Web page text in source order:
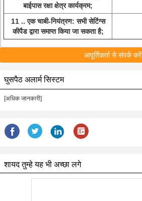
बाईपास रक्षा क्षेत्र कार्यक्रम;
11 .. एक चाबी-नियंत्रण: सभी सेटिंग्स
कीपैड द्वारा समाप्त किया जा सकता है;
आपूर्तिकर्ता से संपर्क करें
घुसपैठ अलार्म सिस्टम
[अधिक जानकारी]
शायद तुम्हे यह भी अच्छा लगे